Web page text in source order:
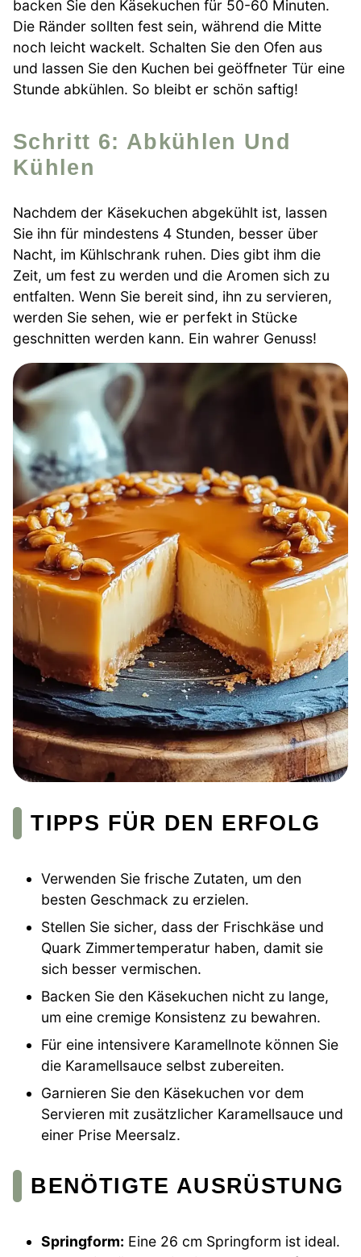
backen Sie den Käsekuchen für 50-60 Minuten.
Die Ränder sollten fest sein, während die Mitte
noch leicht wackelt. Schalten Sie den Ofen aus
und lassen Sie den Kuchen bei geöffneter Tür eine
Stunde abkühlen. So bleibt er schön saftig!
Schritt 6: Abkühlen Und
Kühlen
Nachdem der Käsekuchen abgekühlt ist, lassen
Sie ihn für mindestens 4 Stunden, besser über
Nacht, im Kühlschrank ruhen. Dies gibt ihm die
Zeit, um fest zu werden und die Aromen sich zu
entfalten. Wenn Sie bereit sind, ihn zu servieren,
werden Sie sehen, wie er perfekt in Stücke
geschnitten werden kann. Ein wahrer Genuss!
TIPPS FÜR DEN ERFOLG
Verwenden Sie frische Zutaten, um den
besten Geschmack zu erzielen.
Stellen Sie sicher, dass der Frischkäse und
Quark Zimmertemperatur haben, damit sie
sich besser vermischen.
Backen Sie den Käsekuchen nicht zu lange,
um eine cremige Konsistenz zu bewahren.
Für eine intensivere Karamellnote können Sie
die Karamellsauce selbst zubereiten.
Garnieren Sie den Käsekuchen vor dem
Servieren mit zusätzlicher Karamellsauce und
einer Prise Meersalz.
BENÖTIGTE AUSRÜSTUNG
Springform: Eine 26 cm Springform ist ideal.